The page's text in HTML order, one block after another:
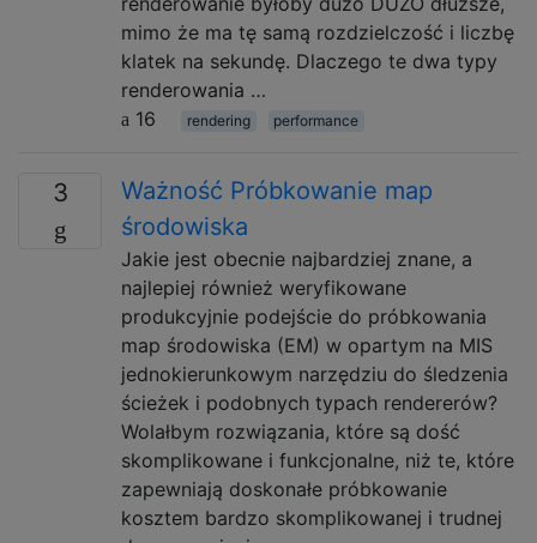
mimo że ma tę samą rozdzielczość i liczbę
klatek na sekundę. Dlaczego te dwa typy
renderowania …
16
rendering performance
3
Ważność Próbkowanie map
środowiska
Jakie jest obecnie najbardziej znane, a
najlepiej również weryfikowane
produkcyjnie podejście do próbkowania
map środowiska (EM) w opartym na MIS
jednokierunkowym narzędziu do śledzenia
ścieżek i podobnych typach rendererów?
Wolałbym rozwiązania, które są dość
skomplikowane i funkcjonalne, niż te, które
zapewniają doskonałe próbkowanie
kosztem bardzo skomplikowanej i trudnej